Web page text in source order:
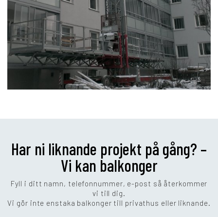
Har ni liknande projekt på gång? –
Vi kan balkonger
Fyll i ditt namn, telefonnummer, e-post så återkommer
vi till dig.
Vi gör inte enstaka balkonger till privathus eller liknande.